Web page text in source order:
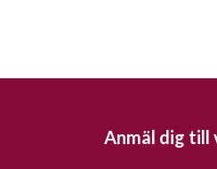
Anmäl dig till